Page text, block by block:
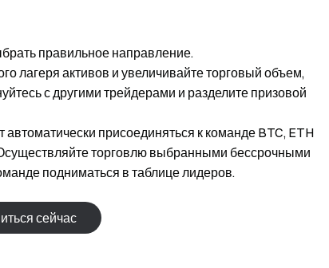
правильное направление.
лагеря активов и увеличивайте торговый объем,
с другими трейдерами и разделите призовой
присоединяться к команде BTC, ETH
торговлю выбранными бессрочными
подниматься в таблице лидеров.
сейчас